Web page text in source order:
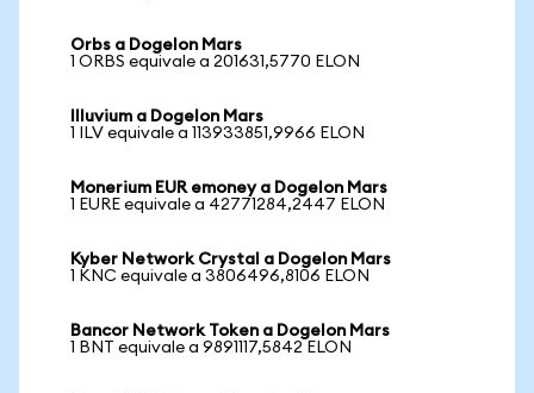
Orbs a Dogelon Mars
1 ORBS equivale a 201631,5770 ELON
Illuvium a Dogelon Mars
1 ILV equivale a 113933851,9966 ELON
Monerium EUR emoney a Dogelon Mars
1 EURE equivale a 42771284,2447 ELON
Kyber Network Crystal a Dogelon Mars
1 KNC equivale a 3806496,8106 ELON
Bancor Network Token a Dogelon Mars
1 BNT equivale a 9891117,5842 ELON